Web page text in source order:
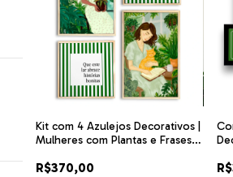
Kit com 4 Azulejos Decorativos |
Mulheres com Plantas e Frases
ITsLEJO
R$370,00